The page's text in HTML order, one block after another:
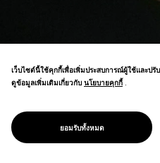
PROJECT
KINOWA
เว็บไซต์นี้ใช้คุกกี้เพื่อเพิ่มประสบการณ์ผู้ใช้และปรั
ดูข้อมูลเพิ่มเติมเกี่ยวกับ นโยบายคุกกี้
นโยบายคุกกี้ .
ยอมรับทั้งหมด